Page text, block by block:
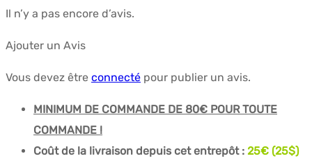
Il n’y a pas encore d’avis.
Ajouter un Avis
Vous devez être connecté pour publier un avis.
MINIMUM DE COMMANDE DE 80€ POUR TOUTE
COMMANDE !
Coût de la livraison depuis cet entrepôt : 25€ (25$)